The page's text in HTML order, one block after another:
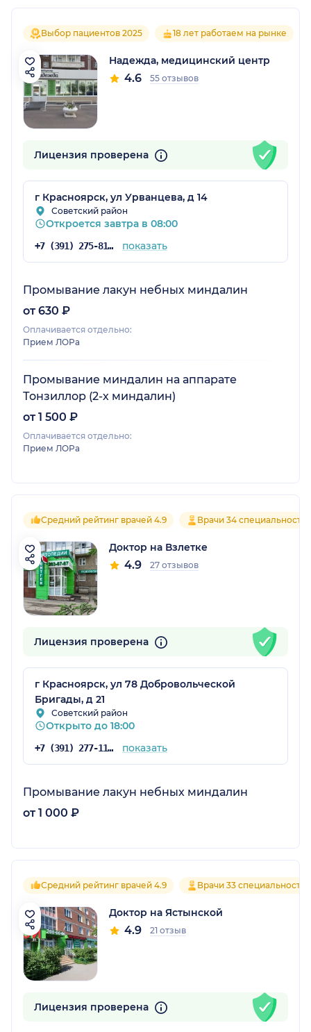
Выбор пациентов 2025 18 лет работаем на рынке
Надежда, медицинский центр
4.6 55 отзывов
Лицензия проверена
г Красноярск, ул Урванцева, д 14
Советский район
Откроется завтра в 08:00
+7 (391) 275-81-01 показать
Промывание лакун небных миндалин
от 630 ₽
Оплачивается отдельно:
Прием ЛОРа
Промывание миндалин на аппарате
Тонзиллор (2-х миндалин)
от 1 500 ₽
Оплачивается отдельно:
Прием ЛОРа
Средний рейтинг врачей 4.9 Врачи 34
Доктор на Взлетке
4.9 27 отзывов
Лицензия проверена
г Красноярск, ул 78 Добровольческой
Бригады, д 21
Советский район
Открыто до 18:00
+7 (391) 277-11-33 показать
Промывание лакун небных миндалин
от 1 000 ₽
Средний рейтинг врачей 4.9 Врачи 33 специальностей
Доктор на Ястынской
4.9 21 отзыв
Лицензия проверена